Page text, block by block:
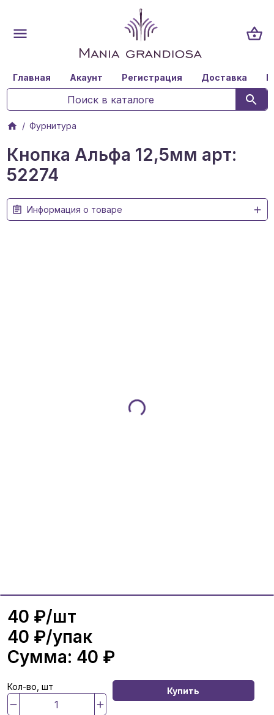
Главная Акаунт Регистрация Доставка
Фурнитура
Кнопка Альфа 12,5мм арт:
52274
Информация о товаре
40 ₽/шт
40 ₽/упак
Сумма: 40 ₽
Кол-во, шт Купить